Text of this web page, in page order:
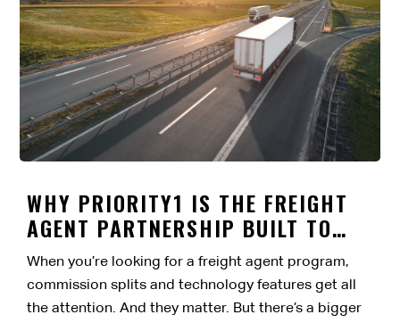
WHY PRIORITY1 IS THE FREIGHT
AGENT PARTNERSHIP BUILT TO
LAST
When you’re looking for a freight agent program,
commission splits and technology features get all
the attention. And they matter. But there’s a bigger